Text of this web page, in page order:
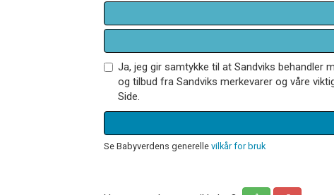
Ja, jeg gir samtykke til at Sandviks behandler
og tilbud fra Sandviks merkevarer og våre
Side.
Se Babyverdens generelle vilkår for bruk